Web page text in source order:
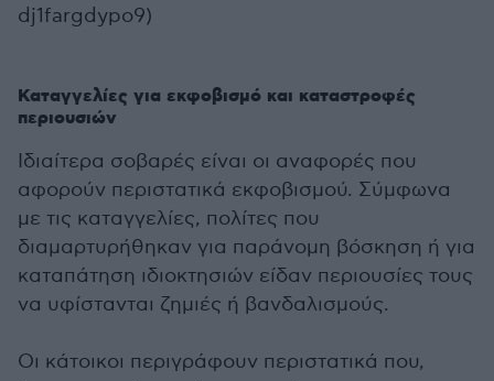
dj1fargdypo9)
Καταγγελίες για εκφοβισμό και καταστροφές
περιουσιών
Ιδιαίτερα σοβαρές είναι οι αναφορές που
αφορούν περιστατικά εκφοβισμού. Σύμφωνα
με τις καταγγελίες, πολίτες που
διαμαρτυρήθηκαν για παράνομη βόσκηση ή για
καταπάτηση ιδιοκτησιών είδαν περιουσίες τους
να υφίστανται ζημιές ή βανδαλισμούς.
Οι κάτοικοι περιγράφουν περιστατικά που,